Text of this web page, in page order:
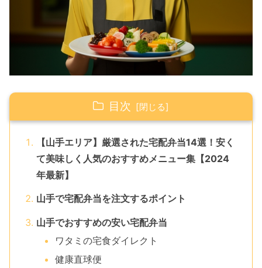
目次
【山手エリア】厳選された宅配弁当14選！安く
て美味しく人気のおすすめメニュー集【2024
年最新】
山手で宅配弁当を注文するポイント
山手でおすすめの安い宅配弁当
ワタミの宅食ダイレクト
健康直球便